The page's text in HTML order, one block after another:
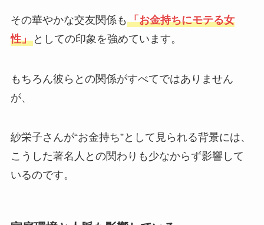
その華やかな交友関係も 「お金持ちにモテる女
性」としての印象を強めています。
もちろん彼らとの関係がすべてではありません
が、
紗栄子さんが“お金持ち”として見られる背景には、
こうした著名人との関わりも少なからず影響して
いるのです。